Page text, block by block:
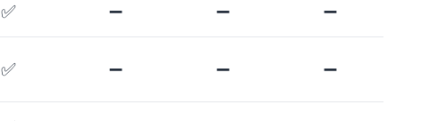
✅ ➖ ➖ ➖
✅ ➖ ➖ ➖